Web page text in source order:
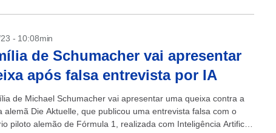
- 10:08min
de Schumacher vai apresentar
após falsa entrevista por IA
de Michael Schumacher vai apresentar uma queixa contra a
alemã Die Aktuelle, que publicou uma entrevista falsa com o
piloto alemão de Fórmula 1, realizada com Inteligência Artificial